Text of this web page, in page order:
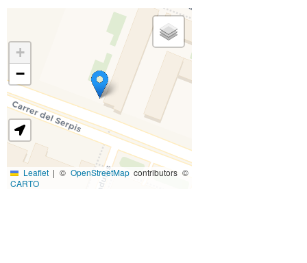
+
−
Leaflet | © OpenStreetMapcontributors ©
CARTO